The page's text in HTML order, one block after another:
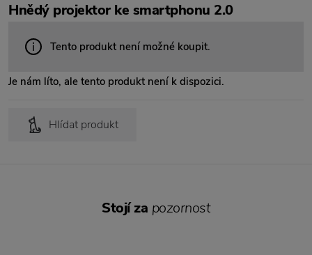
Hnědý projektor ke smartphonu 2.0
Tento produkt není možné koupit.
Je nám líto, ale tento produkt není k dispozici.
Hlídat produkt
Stojí za pozornost